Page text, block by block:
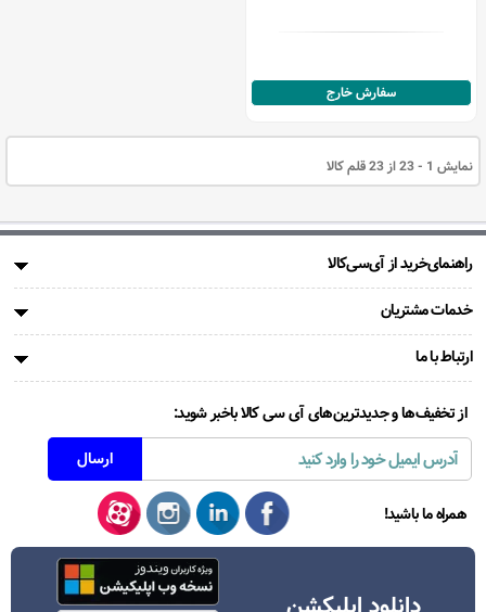
سفارش خارج
نمایش 1 - 23 از 23 قلم کالا
راهنمای‌خرید از آی‌سی‌کالا
خدمات مشتریان
ارتباط با ما
از تخفیف‌ها و جدیدترین‌های آی سی کالا باخبر شوید:
همراه ما باشید!